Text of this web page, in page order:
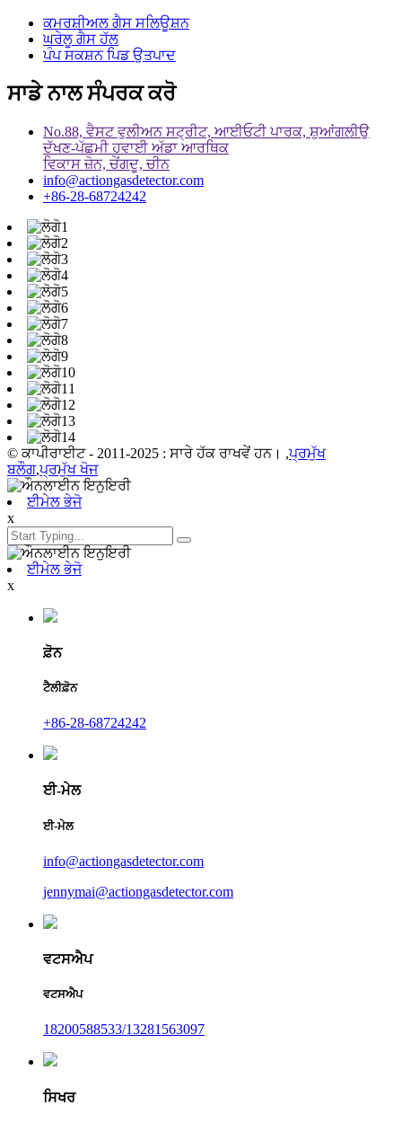
ਕਮਰਸ਼ੀਅਲ ਗੈਸ ਸਲਿਊਸ਼ਨ
ਘਰੇਲੂ ਗੈਸ ਹੱਲ
ਪੰਪ ਸਕਸ਼ਨ ਪਿਡ ਉਤਪਾਦ
ਸਾਡੇ ਨਾਲ ਸੰਪਰਕ ਕਰੋ
No.88, ਵੈਸਟ ਵੁਲੀਅਨ ਸਟ੍ਰੀਟ, ਆਈਓਟੀ ਪਾਰਕ, ​​ਸ਼ੁਆਂਗਲੀਉ
ਦੱਖਣ-ਪੱਛਮੀ ਹਵਾਈ ਅੱਡਾ ਆਰਥਿਕ
ਵਿਕਾਸ ਜ਼ੋਨ, ਚੇਂਗਦੂ, ਚੀਨ
info@actiongasdetector.com
+86-28-68724242
© ਕਾਪੀਰਾਈਟ - 2011-2025 : ਸਾਰੇ ਹੱਕ ਰਾਖਵੇਂ ਹਨ। ,ਪ੍ਰਮੁੱਖ
ਬਲੌਗ,ਪ੍ਰਮੁੱਖ ਖੋਜ
ਈਮੇਲ ਭੇਜੋ
x
ਈਮੇਲ ਭੇਜੋ
x
ਫ਼ੋਨ
ਟੈਲੀਫ਼ੋਨ
+86-28-68724242
ਈ-ਮੇਲ
ਈ-ਮੇਲ
info@actiongasdetector.com
jennymai@actiongasdetector.com
ਵਟਸਐਪ
ਵਟਸਐਪ
18200588533/13281563097
ਸਿਖਰ